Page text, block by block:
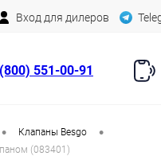
Вход для дилеров
551-00-91
• Клапаны Besgo •
(083401)